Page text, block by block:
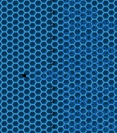
Agosto
Octubre
Noviembre
Diciembre
CONTACTO
Sube tu
Sube un
Suscríbete
Trabaja